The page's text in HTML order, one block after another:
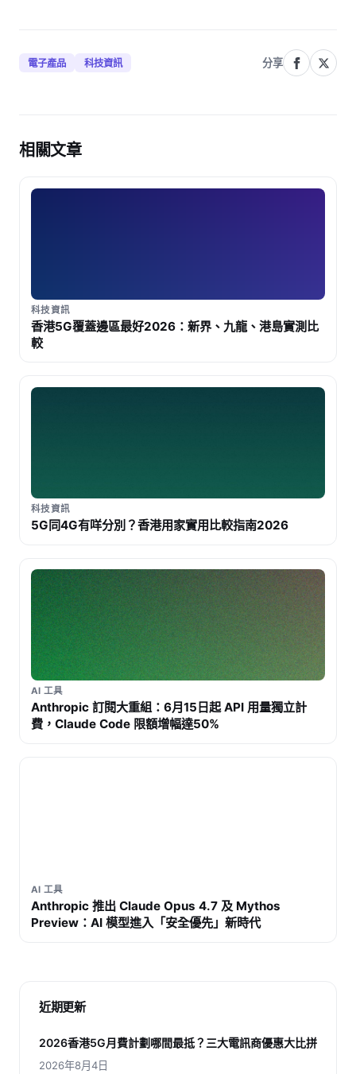
電子產品 科技資訊 分享
相關文章
科技資訊
香港5G覆蓋邊區最好2026：新界、九龍、港島實測比
較
科技資訊
5G同4G有咩分別？香港用家實用比較指南2026
AI 工具
Anthropic 訂閱大重組：6月15日起 API 用量獨立計
費，Claude Code 限額增幅達50%
AI 工具
Anthropic 推出 Claude Opus 4.7 及 Mythos
Preview：AI 模型進入「安全優先」新時代
近期更新
2026香港5G月費計劃哪間最抵？三大電訊商優惠大比拼
2026年8月4日